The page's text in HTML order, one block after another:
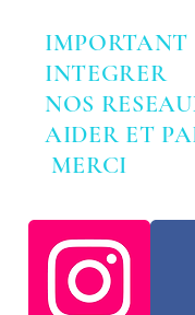
IMPORTANT
INTEGRER
NOS
AIDER ET
MERCI